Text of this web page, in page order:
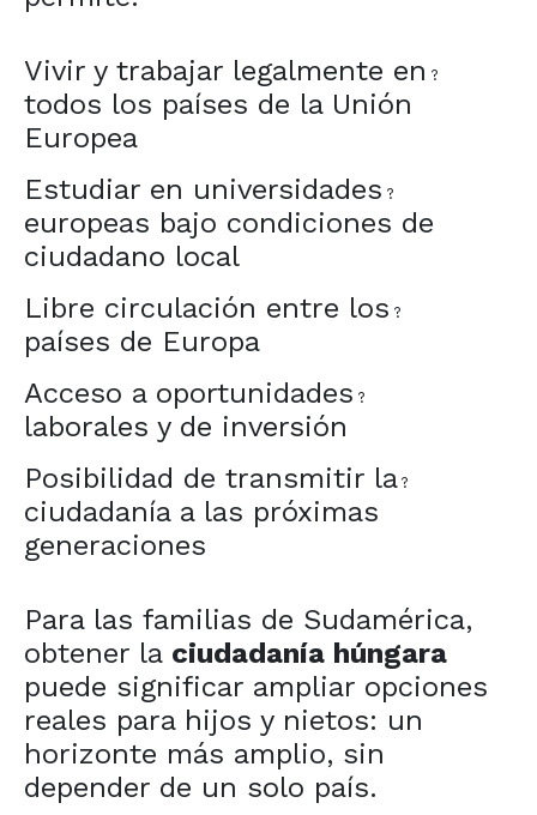
?
Vivir y trabajar legalmente en
todos los países de la Unión
Europea
?
Estudiar en universidades
europeas bajo condiciones de
ciudadano local
?
Libre circulación entre los
países de Europa
?
Acceso a oportunidades
laborales y de inversión
?
Posibilidad de transmitir la
ciudadanía a las próximas
generaciones
Para las familias de Sudamérica,
obtener la ciudadanía húngara
puede significar ampliar opciones
reales para hijos y nietos: un
horizonte más amplio, sin
depender de un solo país.